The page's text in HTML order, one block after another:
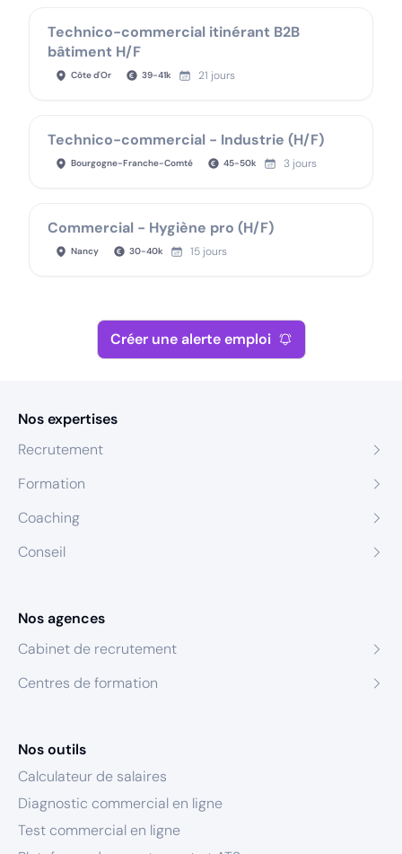
Technico-commercial itinérant B2B
bâtiment H/F
Côte d'Or 39-41k 21 jours
Technico-commercial - Industrie (H/F)
Bourgogne-Franche-Comté 45-50k 3 jours
Commercial - Hygiène pro (H/F)
Nancy 30-40k 15 jours
Créer une alerte emploi
Nos expertises
Recrutement
Formation
Coaching
Conseil
Nos agences
Cabinet de recrutement
Centres de formation
Nos outils
Calculateur de salaires
Diagnostic commercial en ligne
Test commercial en ligne